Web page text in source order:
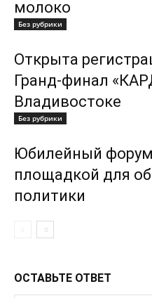
молоко
Без рубрики
Открыта
Гранд-финал
Владивостоке
Без рубрики
Юбилейный форум
площадкой для
политики
ОСТАВЬТЕ ОТВЕТ